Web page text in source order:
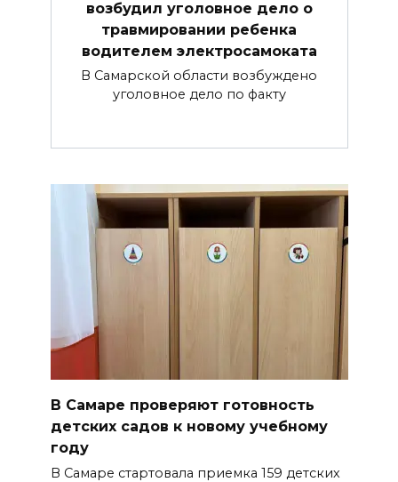
возбудил уголовное дело о
травмировании ребенка
водителем электросамоката
В Самарской области возбуждено
уголовное дело по факту
В Самаре проверяют готовность
детских садов к новому учебному
году
В Самаре стартовала приемка 159 детских